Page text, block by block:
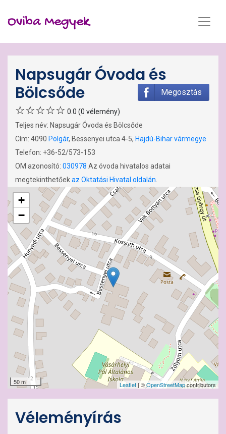
Oviba Megyek
Napsugár Óvoda és
Bölcsőde
Megosztás
0.0 (0 vélemény)
Teljes név: Napsugár Óvoda és Bölcsőde
Cím: 4090 Polgár, Bessenyei utca 4-5, Hajdú-Bihar vármegye
Telefon: +36-52/573-153
OM azonosító: 030978 Az óvoda hivatalos adatai
megtekinthetőekaz Oktatási Hivatal oldalán
+
−
50 m Leaflet | ©OpenStreetMapcontributors
Véleményírás